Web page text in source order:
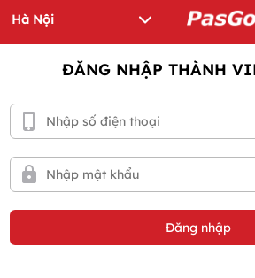
ĐĂNG NHẬP THÀNH